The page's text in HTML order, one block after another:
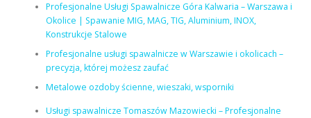
Profesjonalne Usługi Spawalnicze Góra Kalwaria – Warszawa i
Okolice | Spawanie MIG, MAG, TIG, Aluminium, INOX,
Konstrukcje Stalowe
Profesjonalne usługi spawalnicze w Warszawie i okolicach –
precyzja, której możesz zaufać
Metalowe ozdoby ścienne, wieszaki, wsporniki
Usługi spawalnicze Tomaszów Mazowiecki – Profesjonalne